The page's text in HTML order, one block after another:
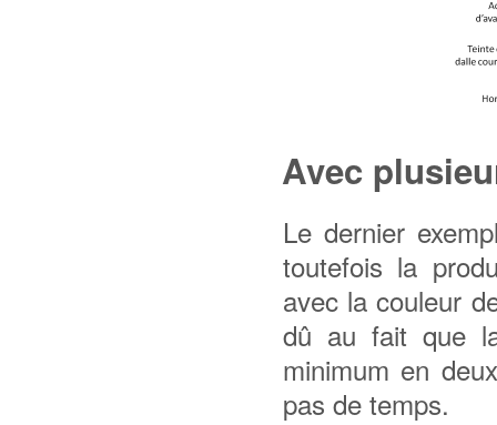
Avec
Le dernier
toutefois la
avec la couleur
dû au fait que
minimum en
pas de temps.